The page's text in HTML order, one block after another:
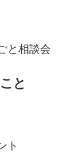
と相談会
と
ト